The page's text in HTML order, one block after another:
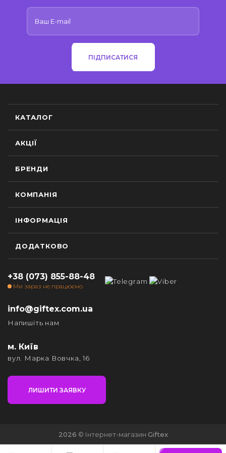
ПІДПИСАТИСЯ
КАТАЛОГ
АКЦІЇ
БРЕНДИ
КОМПАНІЯ
ІНФОРМАЦІЯ
ДОДАТКОВО
+38 (073) 855-88-48
Ми зараз не працюємо
info@giftex.com.ua
Напишіть нам
м. Київ
вул. Марка Вовчка, 16
ЛИШИТИ ЗАЯВКУ
2026 © Інтернет-магазин Giftex